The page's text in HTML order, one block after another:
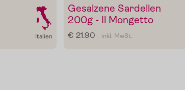
Italien
Gesalzene Sardellen
200g - Il Mongetto
€ 21.90 inkl. MwSt.